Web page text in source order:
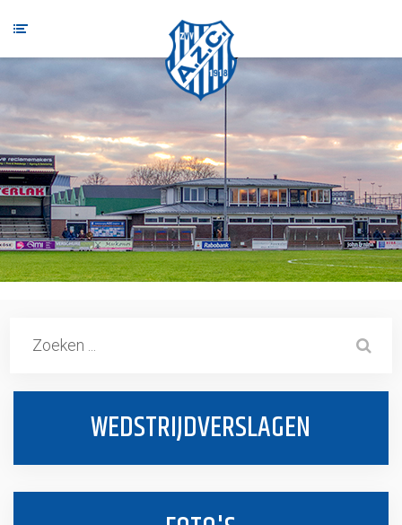
WEDSTRIJDVERSLAGEN